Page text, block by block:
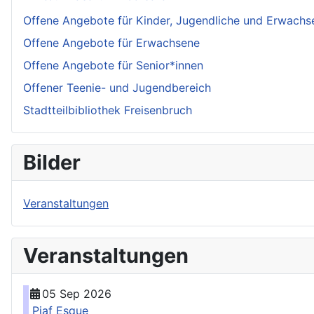
Offene Angebote für Kinder, Jugendliche und
Offene Angebote für Erwachsene
Offene Angebote für Senior*innen
Offener Teenie- und Jugendbereich
Stadtteilbibliothek Freisenbruch
Bilder
Veranstaltungen
Veranstaltungen
05 Sep 2026
Piaf Esque